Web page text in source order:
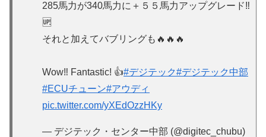
285馬力が340馬力に＋５５馬力アップグレード‼️
🆙
それと加えてバブリングも🔥🔥🔥
Wow‼️ Fantastic! 👍#デジテック#デジテック中部
#ECUチューン#アウディ
pic.twitter.com/yXEdOzzHKy
— デジテック・センター中部 (@digitec_chubu)